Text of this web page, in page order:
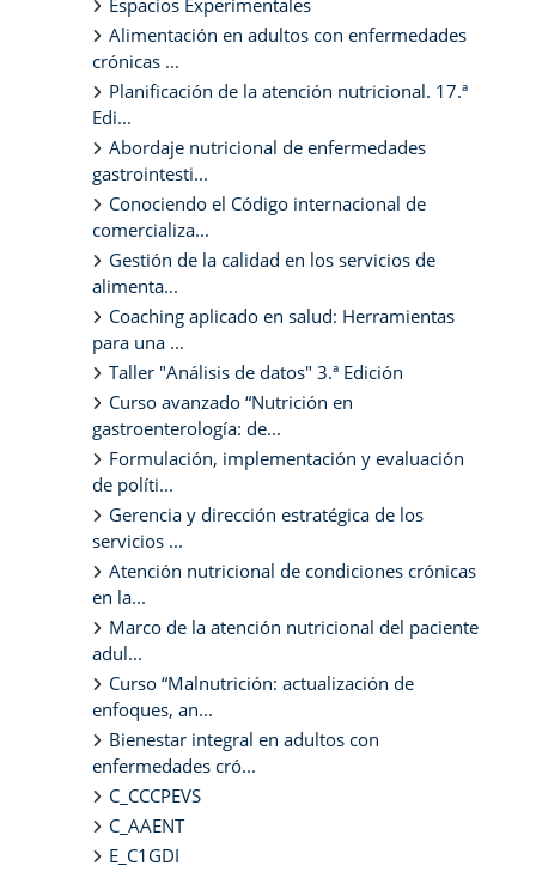
Espacios Experimentales
Alimentación en adultos con enfermedades
crónicas ...
Planificación de la atención nutricional. 17.ª
Edi...
Abordaje nutricional de enfermedades
gastrointesti...
Conociendo el Código internacional de
comercializa...
Gestión de la calidad en los servicios de
alimenta...
Coaching aplicado en salud: Herramientas
para una ...
Taller "Análisis de datos" 3.ª Edición
Curso avanzado “Nutrición en
gastroenterología: de...
Formulación, implementación y evaluación
de políti...
Gerencia y dirección estratégica de los
servicios ...
Atención nutricional de condiciones crónicas
en la...
Marco de la atención nutricional del paciente
adul...
Curso “Malnutrición: actualización de
enfoques, an...
Bienestar integral en adultos con
enfermedades cró...
C_CCCPEVS
C_AAENT
E_C1GDI